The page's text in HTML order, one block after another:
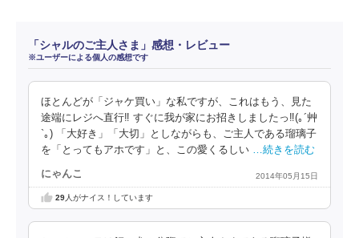
「シャルのご主人さま」感想・レビュー
※ユーザーによる個人の感想です
ほとんどが「ジャケ買い」な私ですが、これはもう、見た
途端にレジへ直行‼ すぐに我が家にお招きしましたっ‼(｡´艸
`｡) 「大好き」「大切」としながらも、ご主人である瑠璃子
を「とってもアホです」と、この愛くるしい …続きを読む
にゃんこ 2014年05月15日
29人がナイス！しています